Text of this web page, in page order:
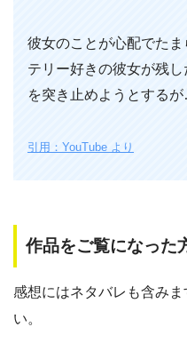
彼女のことが心配でた
テリー好きの彼女が残
を突き止めようとするが
引用：YouTube より
作品をご覧になった
感想にはネタバレも含み
い。